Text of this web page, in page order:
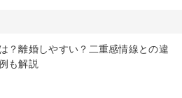
？離婚しやすい？二重感情線との違
も解説